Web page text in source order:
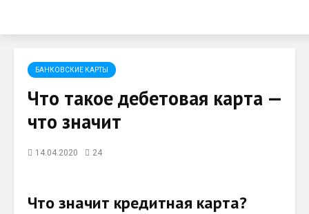
БАНКОВСКИЕ КАРТЫ
Что такое дебетовая карта —
что значит
14.04.2020 24
Что значит кредитная карта?